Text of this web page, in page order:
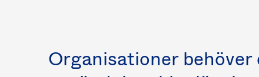
Organisationer behöver